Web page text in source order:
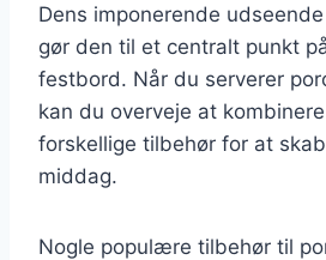
Dens imponerende
gør den til et centralt punkt
festbord. Når du serverer
kan du overveje at
forskellige tilbehør for at
middag.
Nogle populære tilbehør til